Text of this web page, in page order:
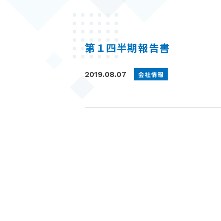
第１四半期報告書
2019.08.07 会社情報